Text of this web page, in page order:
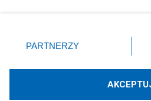
zmienić/wycofać klikając
znajdujący się w lewym dolnym
rodzaje przetwarzania danych
użytkownika, ale masz prawo
PARTNERZY